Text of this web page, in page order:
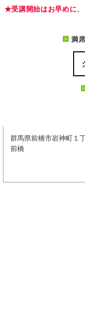
★受講開始はお早めに
満
群馬県前橋市岩神町１
前橋